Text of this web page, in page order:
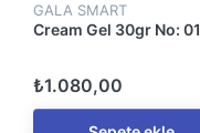
GALA SMART
Cream Gel 30gr No: 01
₺1.080,00